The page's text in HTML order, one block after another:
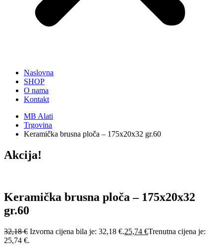
Naslovna
SHOP
O nama
Kontakt
MB Alati
Trgovina
Keramička brusna ploča – 175x20x32 gr.60
Akcija!
Keramička brusna ploča – 175x20x32
gr.60
32,18€ Izvorna cijena bila je: 32,18 €.25,74 €Trenutna cijena je:
25,74 €.